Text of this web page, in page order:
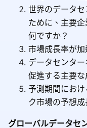
世界のデータ
ために、主要
何ですか？
市場成長率が
データセンタ
促進する主要
予測期間にお
ク市場の予想
グローバルデータセ